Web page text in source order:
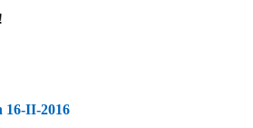
16-II-2016